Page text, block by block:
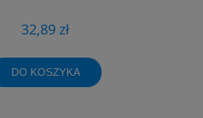
32,89 zł
DO KOSZYKA